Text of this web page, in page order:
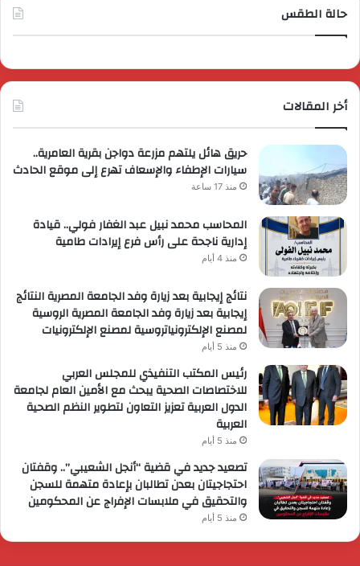
حالة الطقس
أخر المقالات
حريق هائل يلتهم مزرعة دواجن بقرية العامرية..
سيارات الإطفاء والإسعاف تهرع إلى موقع الحادث
منذ 17 ساعة
المحاسب محمد نبيل عبد الغفار فولي.. قيادة
إدارية ناجحة على رأس فرع إيرادات طامية
منذ 4 أيام
نتائج إيجابية بعد زيارة وفد الجامعة المصرية النتائج
إيجابية بعد زيارة وفد الجامعة المصرية الروسية
لمصنع الإلكترونياتروسية لمصنع الإلكترونيات
منذ 5 أيام
رئيس المكتب التنفيذي للمجلس العربي
للاختصاصات الصحية يبحث مع الأمين العام لجامعة
الدول العربية تعزيز التعاون لتطوير النظم الصحية
العربية
منذ 5 أيام
تصعيد جديد في قضية “أنجل الشعيبي”.. وقفتان
احتجاجيتان بعدن تطالبان بإعادة متهمة للسجن
والتحقيق في ملابسات الإفراج عن المحكومين
منذ 5 أيام